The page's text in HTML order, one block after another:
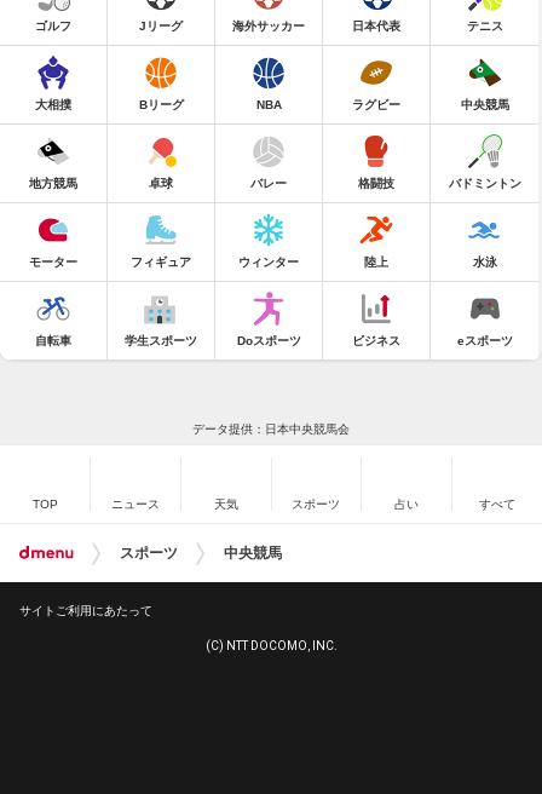
ゴルフ Jリーグ 海外サッカー 日本代表 テニス
大相撲 Bリーグ NBA ラグビー 中央競馬
地方競馬 卓球 バレー 格闘技 バドミントン
モーター フィギュア ウィンター 陸上 水泳
自転車 学生スポーツ Doスポーツ ビジネス eスポーツ
データ提供：日本中央競馬会
TOP ニュース 天気 スポーツ 占い すべて
スポーツ 中央競馬
サイトご利用にあたって
(C) NTT DOCOMO, INC.